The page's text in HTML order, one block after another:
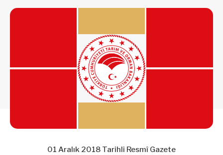
01 Aralık 2018 Tarihli Resmî Gazete